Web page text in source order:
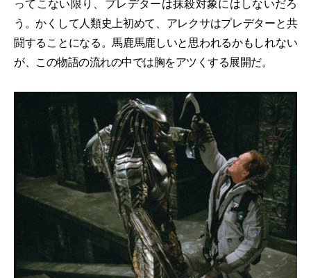
ってこない限り、プレデターは抹殺対象にはしないだろ
う。かくして人類史上初めて、アレクサはプレデターと共
闘することになる。馬鹿馬鹿しいと思われるかもしれない
が、この物語の流れの中では胸をアツくする展開だ。